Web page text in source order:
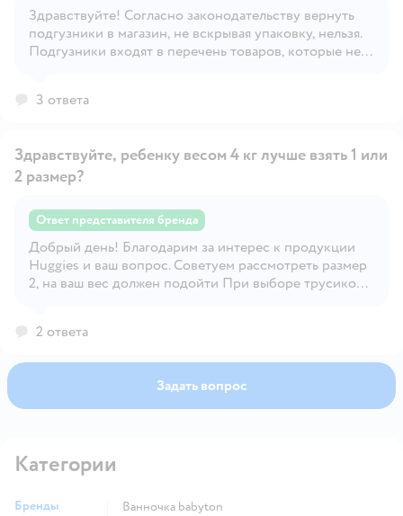
😊 С любыми дополнительными вопросами Вы всегда
можете обратиться на горячую линию Huggies – 8-
800-200-57-57. Ваш Huggies
Открыть вопрос
Здравствуйте! Согласно законодательству вернуть
подгузники в магазин, не вскрывая упаковку, нельзя.
Подгузники входят в перечень товаров, которые не
3 ответа
Открыть вопрос
Здравствуйте, ребенку весом 4 кг лучше взять 1 или
2 размер?
Ответ представителя бренда
Добрый день! Благодарим за интерес к продукции
Huggies и ваш вопрос. Советуем рассмотреть размер
2, на ваш вес должен подойти При выборе трусиков
рамки, указанные на упаковке, малыши могут быть
перейти на следующий и учитывать эти особенности
нашей продукции в дальнейшем. Надеемся, что наш
2 ответа
Задать вопрос
Категории
Бренды
ванночка babyton